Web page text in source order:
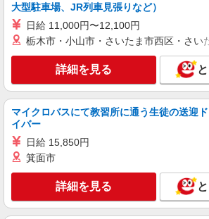
株式会社kotrio /●UT-H-2028507
≪足利市≫日勤のみ＆残業
合うデイサービス
時給1500円〜2125円
通費全支給(ガソリン代含む
足利市 車通勤OK
キープ
派遣社員
株式会社kotrio /●UT-H-2068865
足利市の小さいデイサー
のみ◎夜はおうち時間
時給1500円〜2125円
大型駐車場、JR列車見張りなど）
日給 11,000円〜12,100円
栃木市・小山市・さいたま市西区・さい
詳細を見る
マイクロバスにて教習所に通う生徒の送迎
イバー
日給 15,850円
箕面市
詳細を見る